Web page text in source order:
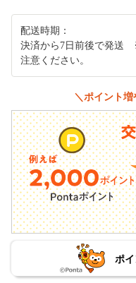
配送時期：
決済から7日前後で発送
注意ください。
＼ポイント
ポ